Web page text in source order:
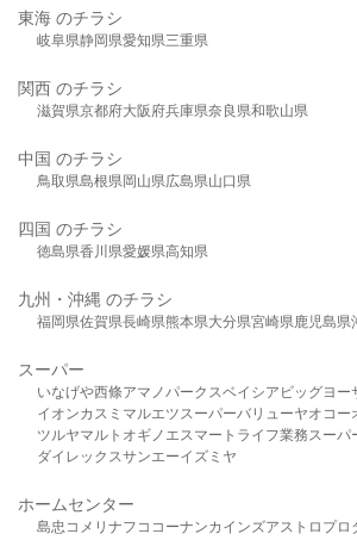
東海 のチラシ
岐阜県静岡県愛知県三重県
関西 のチラシ
滋賀県京都府大阪府兵庫県奈良県和歌山県
中国 のチラシ
鳥取県島根県岡山県広島県山口県
四国 のチラシ
徳島県香川県愛媛県高知県
九州・沖縄 のチラシ
福岡県佐賀県長崎県熊本県大分県宮崎県鹿児島県
スーパー
いなげや西條アマノパークスベイシア ビッグヨー
イオンカスミ マルエツスーパーバリューヤオコー
ツルヤマルト オギノ エスマート ライフ業務スーパ
ダイレックスサンエーイズミヤ
ホームセンター
島忠 コメリ ナフコ コーナンカインズアストロプロ